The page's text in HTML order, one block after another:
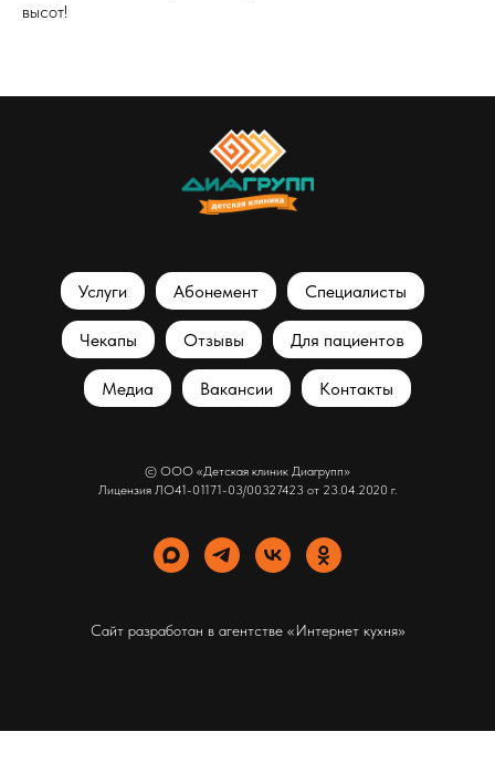
высот!
Услуги Абонемент Специалисты
Чекапы Отзывы Для пациентов
Медиа Вакансии Контакты
© ООО «Детская клиник Диагрупп»
Лицензия ЛО41-01171-03/00327423 от 23.04.2020 г.
Сайт разработан в агентстве «Интернет кухня»